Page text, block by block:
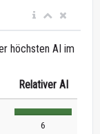
höchsten AI im
Relativer AI
6